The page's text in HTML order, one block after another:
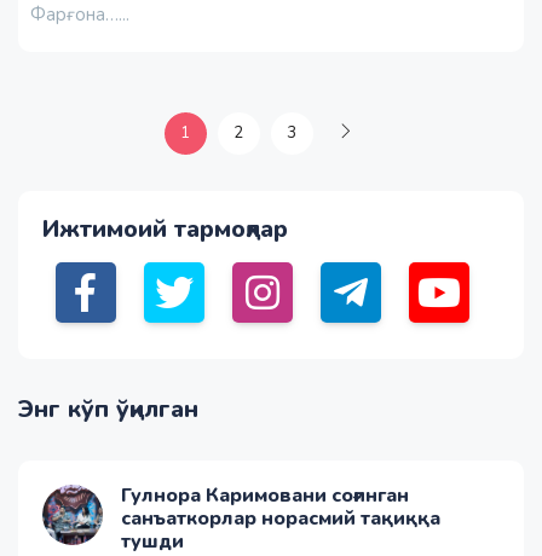
Фарғона…...
1 2 3
Ижтимоий тармоқлар
Энг кўп ўқилган
Гулнора Каримовани соғинган
санъаткорлар норасмий тақиққа
тушди